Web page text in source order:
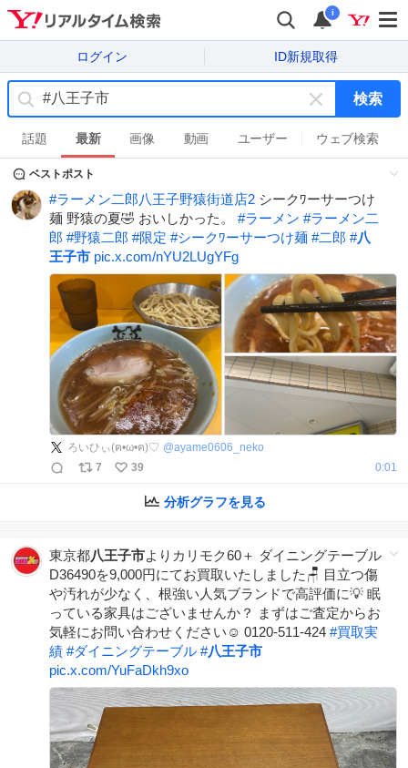
i
ログイン ID新規取得
キ
ー
ワ
ド
を
消
検索
話題 最新 画像 動画 ユーザー ウェブ検索
ベストポスト
#ラーメン二郎八王子野猿街道店2 シークﾜーサーつけ
麺 野猿の夏🤣 おいしかった。 #ラーメン #ラーメン二
郎 #野猿二郎 #限定 #シークﾜーサーつけ麺 #二郎 #八
王子市 pic.x.com/nYU2LUgYFg
ろいひぃ(ฅ•ω•ฅ)♡ @ayame0606_neko
7
39 0:01
分析グラフを見る
東京都八王子市よりカリモク60＋ ダイニングテーブル
D36490を9,000円にてお買取いたしました🪑 目立つ傷
や汚れが少なく、根強い人気ブランドで高評価に💡 眠
っている家具はございませんか？ まずはご査定からお
気軽にお問い合わせください☺️ 0120-511-424 #買取実
績 #ダイニングテーブル #八王子市
pic.x.com/YuFaDkh9xo